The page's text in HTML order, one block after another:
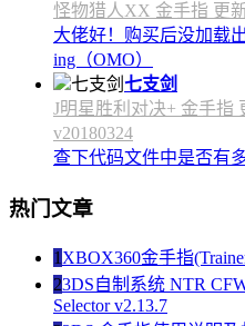
怪物猎人XX 金手指 更
大佬好！购买后没加载
ing（OMO）
七支剑
J明星胜利对决+ 金手指
v20180324
查下代码文件中是否有
热门文章
1 XBOX360金手指
23DS自制系统 NTR
Selector v2.13.7